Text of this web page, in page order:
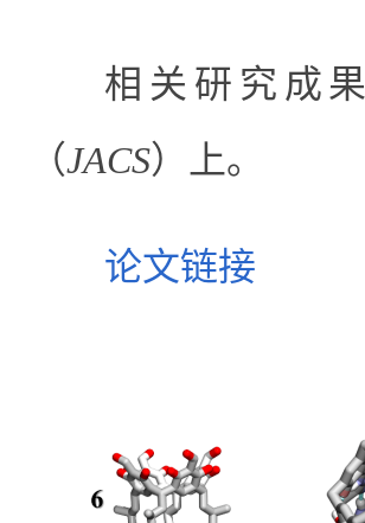
相关研究成果
（JACS）上。
论文链接